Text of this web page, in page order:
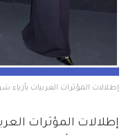
إطلالات المؤثرات العربيات
إطلالات المؤثرات